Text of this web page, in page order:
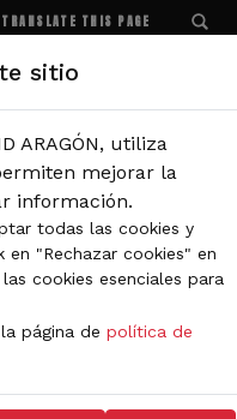
TRANSLATE THIS PAGE
sobre eventos,
y no te pierdas
sitio
ARAGÓN, utiliza
mejorar la
información.
todas las cookies y
"Rechazar cookies" en
cookies esenciales para
página de política de